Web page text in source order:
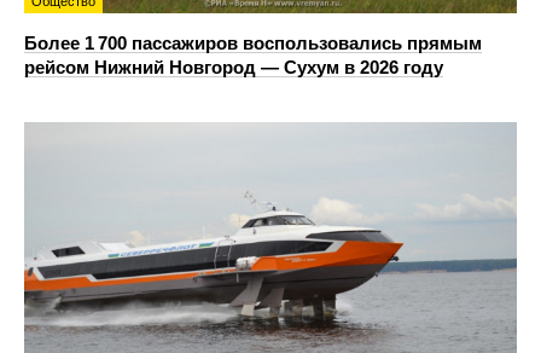
Более 1 700 пассажиров воспользовались прямым
рейсом Нижний Новгород — Сухум в 2026 году